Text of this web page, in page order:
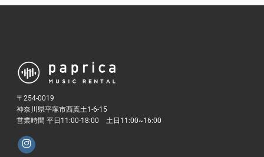
〒254-0019
神奈川県平塚市西真土1-6-15
営業時間 平日11:00-18:00 土日11:00~16:00